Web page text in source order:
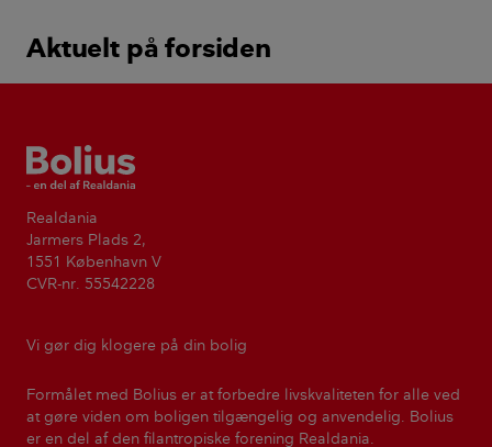
Aktuelt på forsiden
Bolius
Realdania
Jarmers Plads 2,
1551 København V
CVR-nr. 55542228
Vi gør dig klogere på din bolig
Formålet med Bolius er at forbedre livskvaliteten for alle ved
at gøre viden om boligen tilgængelig og anvendelig. Bolius
er en del af den filantropiske forening Realdania.